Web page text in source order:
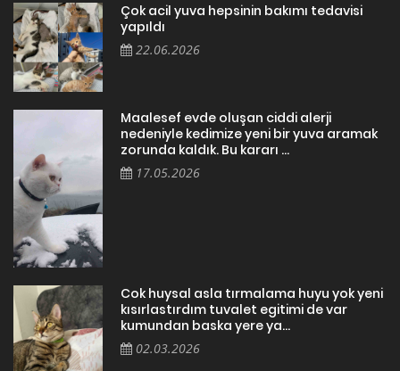
Çok acil yuva hepsinin bakımı tedavisi
yapıldı
22.06.2026
Maalesef evde oluşan ciddi alerji
nedeniyle kedimize yeni bir yuva aramak
zorunda kaldık. Bu kararı ...
17.05.2026
Cok huysal asla tırmalama huyu yok yeni
kısırlastırdım tuvalet egitimi de var
kumundan baska yere ya...
02.03.2026